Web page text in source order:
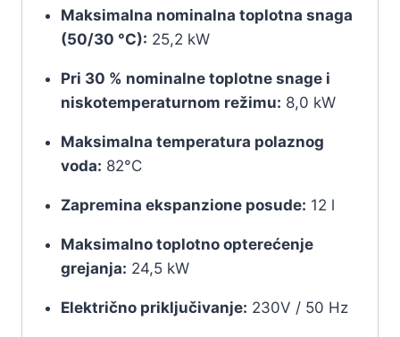
Maksimalna nominalna toplotna snaga
(50/30 °C): 25,2 kW
Pri 30 % nominalne toplotne snage i
niskotemperaturnom režimu: 8,0 kW
Maksimalna temperatura polaznog
voda: 82°C
Zapremina ekspanzione posude: 12 l
Maksimalno toplotno opterećenje
grejanja: 24,5 kW
Električno priključivanje: 230V / 50 Hz